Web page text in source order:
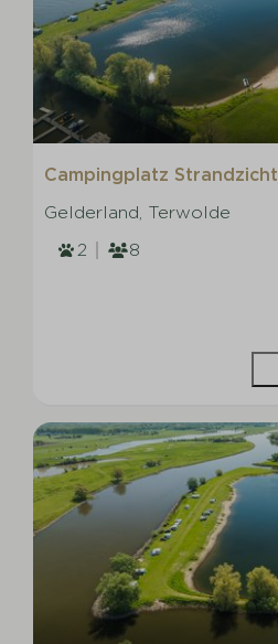
Campingplatz Strandzicht
Gelderland, Terwolde
2
8